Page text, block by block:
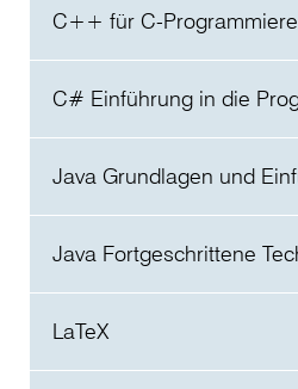
Preis
C++ für C-
Preis
C# Einführung in die
Preis
Java Grundlagen und
Preis
Java Fortgeschrittene
Preis
LaTeX